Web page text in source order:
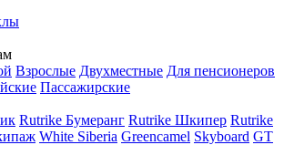
Взрослые Двухместные Для пенсионеров
Пассажирские
Rutrike Бумеранг Rutrike Шкипер Rutrike
White Siberia Greencamel Skyboard GT